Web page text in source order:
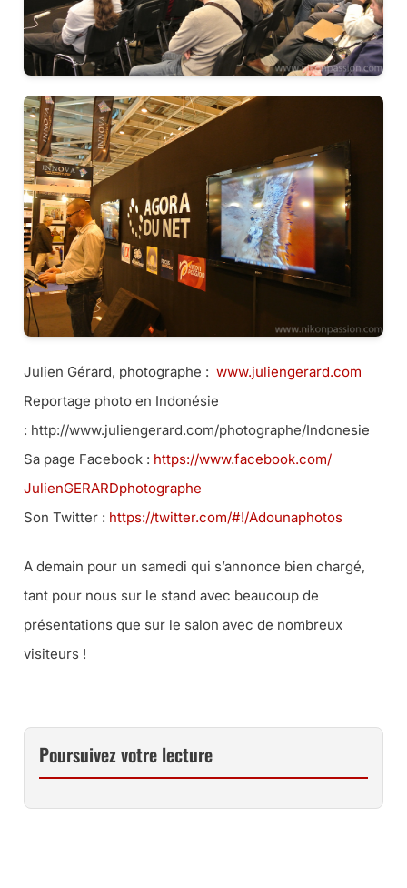
Julien Gérard, photographe : www.juliengerard.com
Reportage photo en Indonésie
: http://www.juliengerard.com/photographe/Indonesie
Sa page Facebook : https://www.facebook.com/
JulienGERARDphotographe
Son Twitter : https://twitter.com/#!/Adounaphotos
A demain pour un samedi qui s’annonce bien chargé,
tant pour nous sur le stand avec beaucoup de
présentations que sur le salon avec de nombreux
visiteurs !
Poursuivez votre lecture